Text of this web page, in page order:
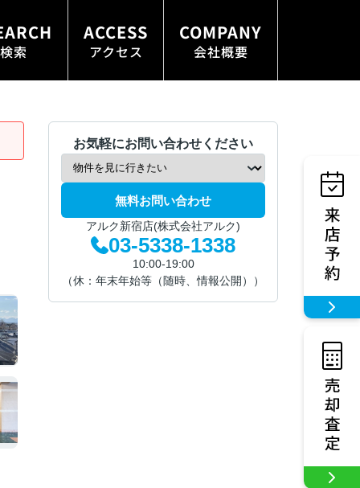
索
ACCESS
アクセス
COMPANY
会社概要
お気軽にお問い合わせください
無料お問い合わせ
アルク新宿店(株式会社アルク)
03-5338-1338
10:00-19:00
（休：年末年始等（随時、情報公開））